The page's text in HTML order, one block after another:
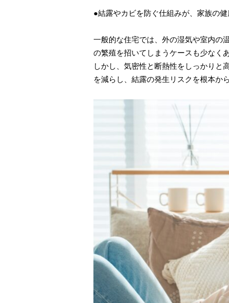
●結露やカビを防ぐ仕組みが、家族の健
一般的な住宅では、外の湿気や室内の
の繁殖を招いてしまうケースも少なく
しかし、気密性と断熱性をしっかりと
を減らし、結露の発生リスクを根本か